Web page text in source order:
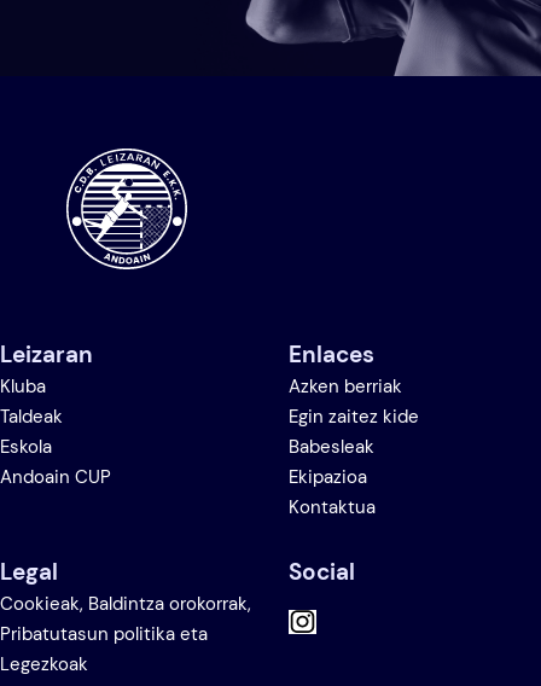
Leizaran
Kluba
Taldeak
Eskola
Andoain CUP
Enlaces
Azken berriak
Egin zaitez kide
Babesleak
Ekipazioa
Kontaktua
Legal
Cookieak, Baldintza orokorrak,
Pribatutasun politika eta
Legezkoak
Social